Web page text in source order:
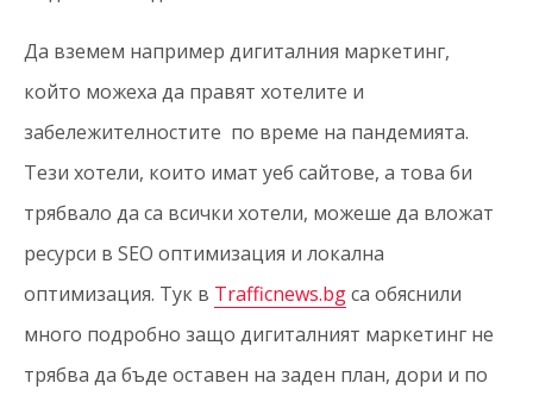
Да вземем например дигиталния маркетинг,
който можеха да правят хотелите и
забележителностите по време на пандемията.
Тези хотели, които имат уеб сайтове, а това би
трябвало да са всички хотели, можеше да вложат
ресурси в SEO оптимизация и локална
оптимизация. Тук в Trafficnews.bgса обяснили
много подробно защо дигиталният маркетинг не
трябва да бъде оставен на заден план, дори и по